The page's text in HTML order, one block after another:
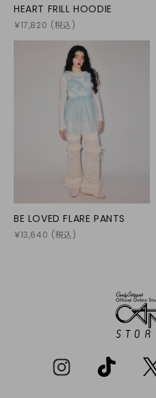
HEART FRILL HOODIE
￥17,820 (税込)
BE LOVED FLARE PANTS
￥13,640 (税込)